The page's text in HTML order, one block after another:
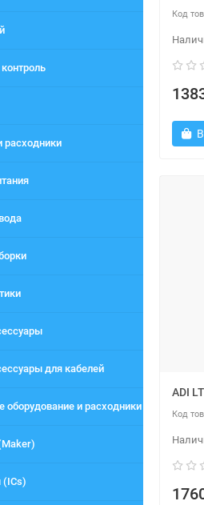
расходники
для кабелей
оборудование и расходники
ADI